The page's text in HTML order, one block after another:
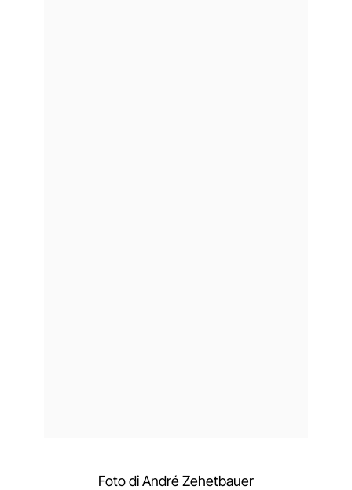
Foto di André Zehetbauer